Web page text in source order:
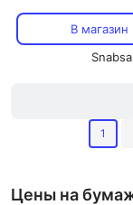
Rollcontrol белые
В магазин
1
Цены на